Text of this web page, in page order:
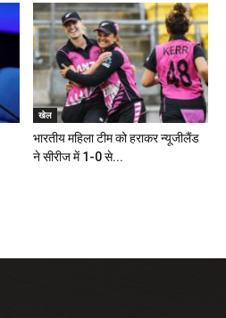
खेल
भारतीय महिला टीम को हराकर न्यूजीलैंड
ने सीरीज में 1-0 से...